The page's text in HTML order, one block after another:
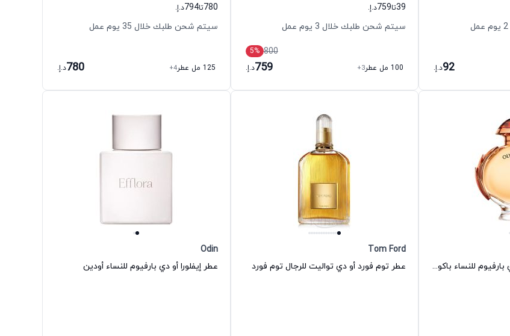
92د.إ.
39تا759د.إ.
سيتم شحن طلبك خلال 3 يوم عمل
800
5%
100 مل عطر
+3
759د.إ.
780تا794د.إ.
سيتم شحن طلبك خلال 35 يوم عمل
125 مل عطر +4
780د.إ.
عطر أولمبيا إنتنس أو دي بارفيوم للنساء باكو رابان
Tom Ford
عطر توم فورد أو دي تواليت للرجال توم فورد
Odin
عطر إيفلورا أو دي بارفيوم للنساء أودين